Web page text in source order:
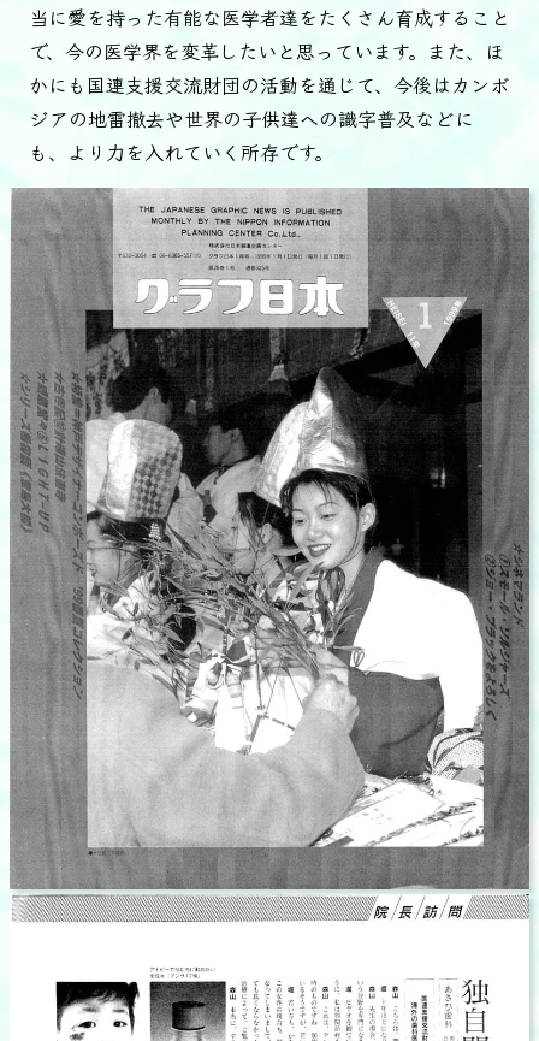
当に愛を持った有能な医学者達をたくさん育成すること
で、今の医学界を変革したいと思っています。また、ほ
かにも国連支援交流財団の活動を通じて、今後はカンボ
ジアの地雷撤去や世界の子供達への識字普及などに
も、より力を入れていく所存です。